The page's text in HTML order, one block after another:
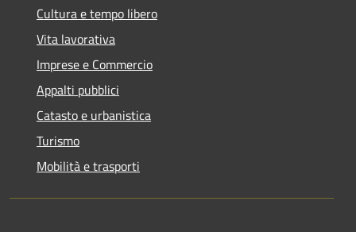
Cultura e tempo libero
Vita lavorativa
Imprese e Commercio
Appalti pubblici
Catasto e urbanistica
Turismo
Mobilità e trasporti